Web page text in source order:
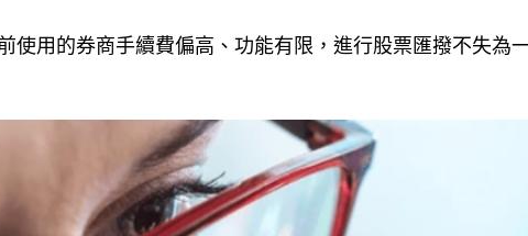
使用的券商手續費偏高、功能有限，進行股票匯撥不失為